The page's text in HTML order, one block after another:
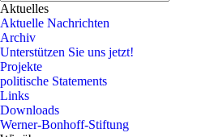
Aktuelles
Aktuelle Nachrichten
Archiv
Unterstützen Sie uns jetzt!
Projekte
politische Statements
Links
Downloads
Werner-Bonhoff-Stiftung